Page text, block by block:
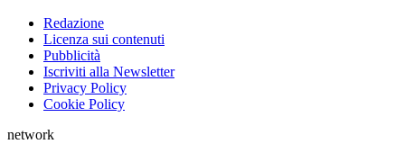
Redazione
Licenza sui contenuti
Pubblicità
Iscriviti alla Newsletter
Privacy Policy
Cookie Policy
network